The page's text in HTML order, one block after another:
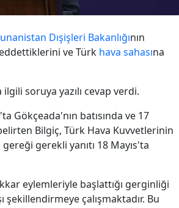
Dışişleri Bakanlığının
ve Türk hava sahasına
ilgili soruya yazılı cevap verdi.
Gökçeada'nın batısında ve 17
Bilgiç, Türk Hava Kuvvetlerinin
gerekli yanıtı 18 Mayıs'ta
eylemleriyle başlattığı gerginliği
şekillendirmeye çalışmaktadır. Bu